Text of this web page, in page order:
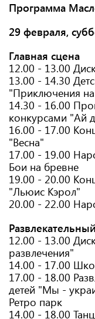
Программа
29 февраля,
Главная сцена
12.00 - 13.00
13.00 - 14.30
"Приключения
14.30 - 16.00
конкурсами "Ай
16.00 - 17.00
"Весна"
17.00 - 19.00
Бои на бревне
19.00 - 20.00
"Льюис Кэрол"
20.00 - 22.00
12.00 - 13.00
развлечения"
14.00 - 17.00
17.00 - 18.00
детей "Мы -
Ретро парк
14.00 - 18.00